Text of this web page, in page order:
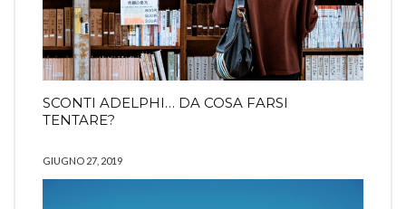
SCONTI ADELPHI… DA COSA FARSI
TENTARE?
GIUGNO 27, 2019